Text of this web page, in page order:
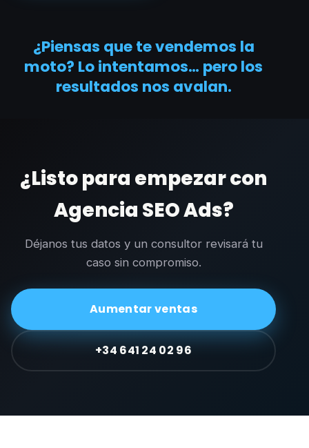
¿Piensas que te vendemos la
moto? Lo intentamos… pero los
resultados nos avalan.
¿Listo para empezar con
Agencia SEO Ads?
Déjanos tus datos y un consultor revisará tu
caso sin compromiso.
Aumentar ventas
+34 641 24 02 96